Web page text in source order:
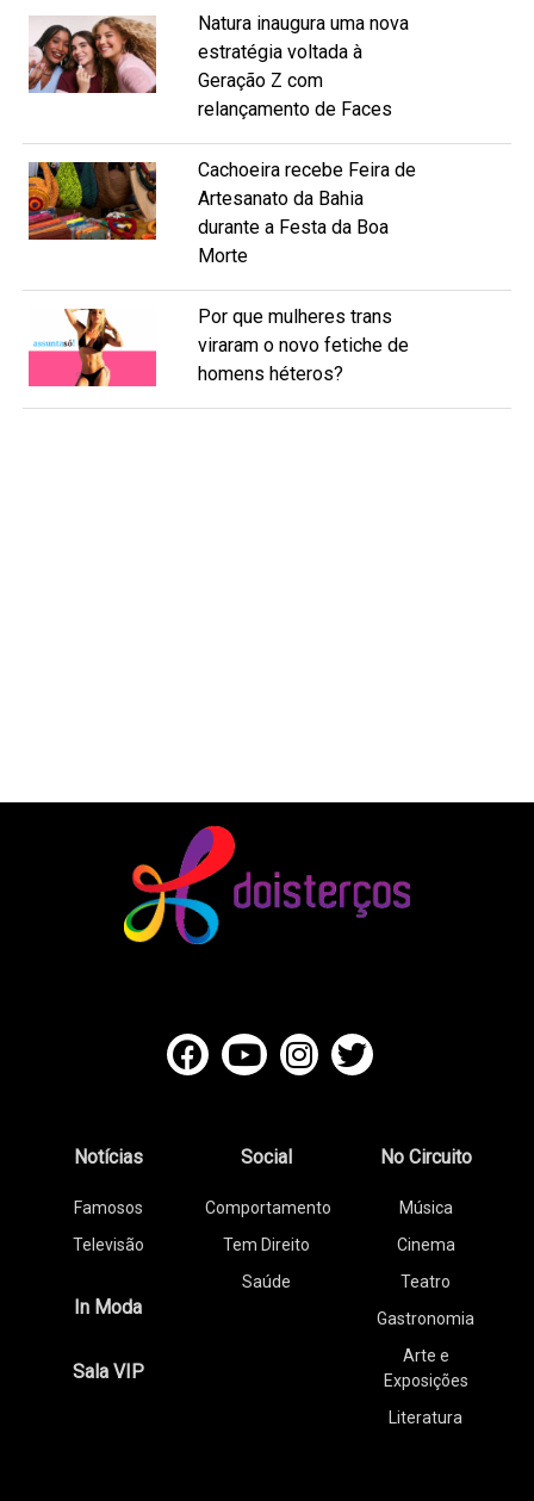
Natura inaugura uma nova
estratégia voltada à
Geração Z com
relançamento de Faces
Cachoeira recebe Feira de
Artesanato da Bahia
durante a Festa da Boa
Morte
Por que mulheres trans
viraram o novo fetiche de
homens héteros?
Notícias
Famosos
Televisão
In Moda
Sala VIP
Social
Comportamento
Tem Direito
Saúde
No Circuito
Música
Cinema
Teatro
Gastronomia
Arte e
Exposições
Literatura